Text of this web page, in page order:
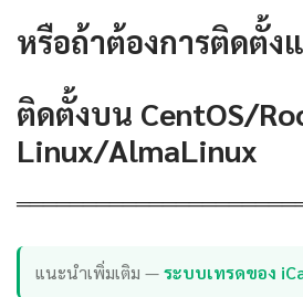
หรือถ้าต้องการติดตั้ง
ติดตั้งบน CentOS/
Linux/AlmaLinux
แนะนำเพิ่มเติม —ระบบเทรดของ